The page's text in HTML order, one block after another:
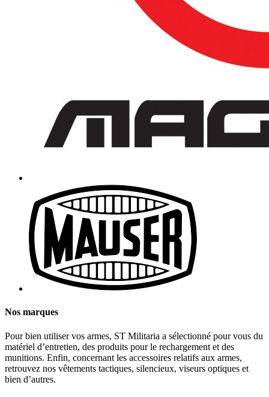
Nos marques
Pour bien utiliser vos armes, ST Militaria a sélectionné pour vous du
matériel d’entretien, des produits pour le rechargement et des
munitions. Enfin, concernant les accessoires relatifs aux armes,
retrouvez nos vêtements tactiques, silencieux, viseurs optiques et
bien d’autres.